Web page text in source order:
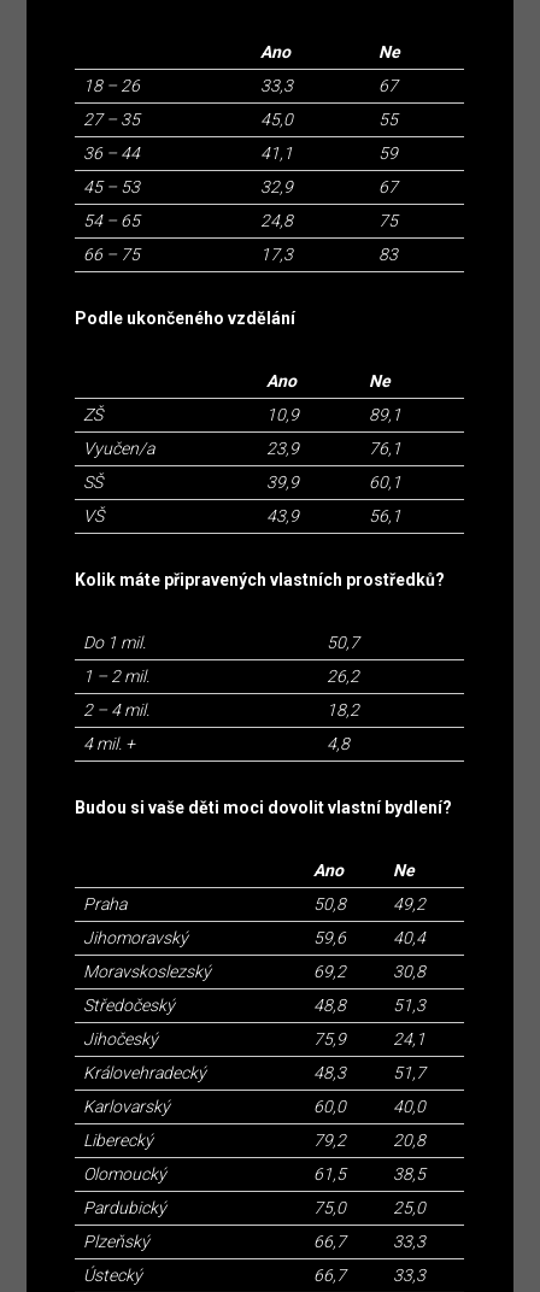
Ano
Ne
18 – 26
33,3
67
27 – 35
45,0
55
36 – 44
41,1
59
45 – 53
32,9
67
54 – 65
24,8
75
66 – 75
17,3 83
Podle ukončeného vzdělání
Ano
Ne
ZŠ
10,9
89,1
Vyučen/a
23,9
76,1
SŠ
39,9
60,1
VŠ
43,9 56,1
Kolik máte připravených vlastních prostředků?
Do 1 mil.
50,7
1 – 2 mil.
26,2
2 – 4 mil.
18,2
4 mil. +
4,8
Budou si vaše děti moci dovolit vlastní bydlení?
Ano
Ne
Praha
50,8
49,2
Jihomoravský
59,6
40,4
Moravskoslezský
69,2
30,8
Středočeský
48,8
51,3
Jihočeský
75,9
24,1
Královehradecký
48,3
51,7
Karlovarský
60,0
40,0
Liberecký
79,2
20,8
Olomoucký
61,5
38,5
Pardubický
75,0
25,0
Plzeňský
66,7
33,3
Ústecký
66,7
33,3